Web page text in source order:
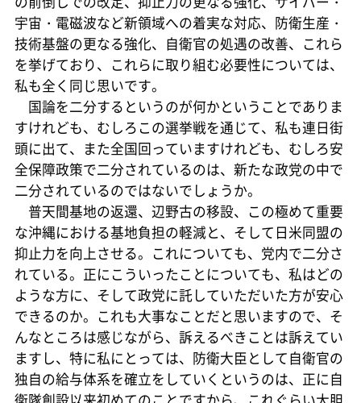
宇宙・電磁波など新領域への着実な対応、防衛生産・
技術基盤の更なる強化、自衛官の処遇の改善、これら
を挙げており、これらに取り組む必要性については、
私も全く同じ思いです。
国論を二分するというのが何かということでありま
すけれども、むしろこの選挙戦を通じて、私も連日街
頭に出て、また全国回っていますけれども、むしろ安
全保障政策で二分されているのは、新たな政党の中で
二分されているのではないでしょうか。
普天間基地の返還、辺野古の移設、この極めて重要
な沖縄における基地負担の軽減と、そして日米同盟の
抑止力を向上させる。これについても、党内で二分さ
れている。正にこういったことについても、私はどの
ような方に、そして政党に託していただいた方が安心
できるのか。これも大事なことだと思いますので、そ
んなところは感じながら、訴えるべきことは訴えてい
ますし、特に私にとっては、防衛大臣として自衛官の
独自の給与体系を確立をしていくというのは、正に自